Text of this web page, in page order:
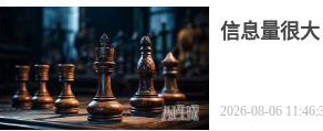
信息量很
2026-08-06